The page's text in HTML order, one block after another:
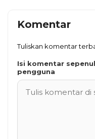
Komentar
Tuliskan komentar
Isi komentar
pengguna